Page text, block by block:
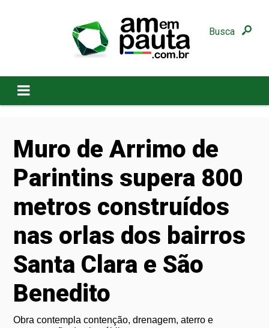
Busca
Muro de Arrimo de
Parintins supera 800
metros construídos
nas orlas dos bairros
Santa Clara e São
Benedito
Obra contempla contenção, drenagem, aterro e